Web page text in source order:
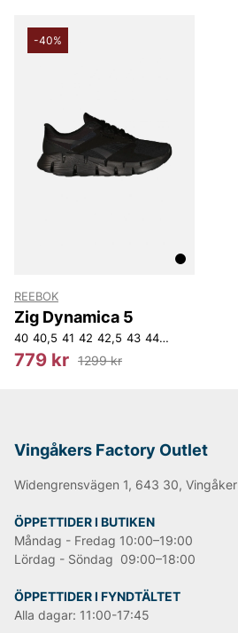
-40%
REEBOK
Zig Dynamica 5
40 40,5 41 42 42,5 43 44 44,5
779 kr 1299 kr
Vingåkers Factory Outlet
Widengrensvägen 1, 643 30, Vingåker
ÖPPETTIDER I BUTIKEN
Måndag - Fredag 10:00–19:00
Lördag - Söndag 09:00–18:00
ÖPPETTIDER I FYNDTÄLTET
Alla dagar: 11:00-17:45